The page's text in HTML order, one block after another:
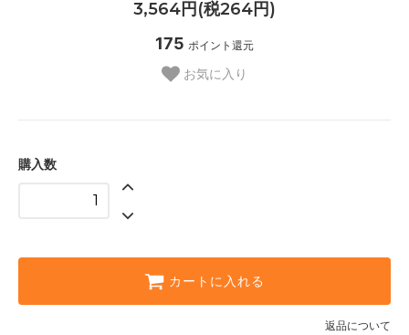
3,564円(税264円)
175 ポイント還元
お気に入り
購入数
カートに入れる
返品について